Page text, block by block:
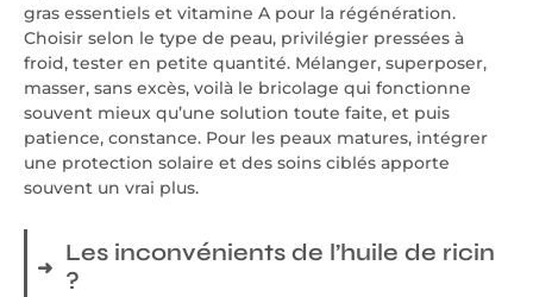
gras essentiels et vitamine A pour la régénération.
Choisir selon le type de peau, privilégier pressées à
froid, tester en petite quantité. Mélanger, superposer,
masser, sans excès, voilà le bricolage qui fonctionne
souvent mieux qu’une solution toute faite, et puis
patience, constance. Pour les peaux matures, intégrer
une protection solaire et des soins ciblés apporte
souvent un vrai plus.
Les inconvénients de l’huile de ricin
?